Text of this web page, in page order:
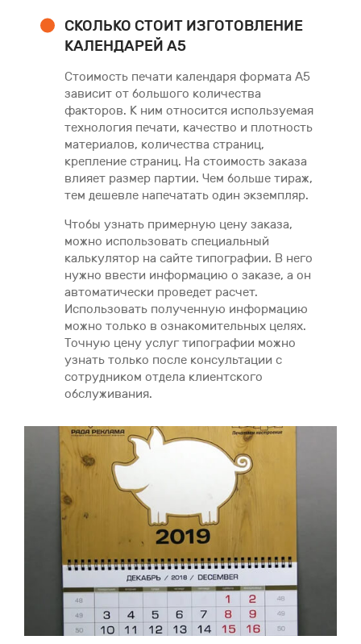
СКОЛЬКО СТОИТ ИЗГОТОВЛЕНИЕ
КАЛЕНДАРЕЙ А5
Стоимость печати календаря формата А5
зависит от большого количества
факторов. К ним относится используемая
технология печати, качество и плотность
материалов, количества страниц,
крепление страниц. На стоимость заказа
влияет размер партии. Чем больше тираж,
тем дешевле напечатать один экземпляр.
Чтобы узнать примерную цену заказа,
можно использовать специальный
калькулятор на сайте типографии. В него
нужно ввести информацию о заказе, а он
автоматически проведет расчет.
Использовать полученную информацию
можно только в ознакомительных целях.
Точную цену услуг типографии можно
узнать только после консультации с
сотрудником отдела клиентского
обслуживания.